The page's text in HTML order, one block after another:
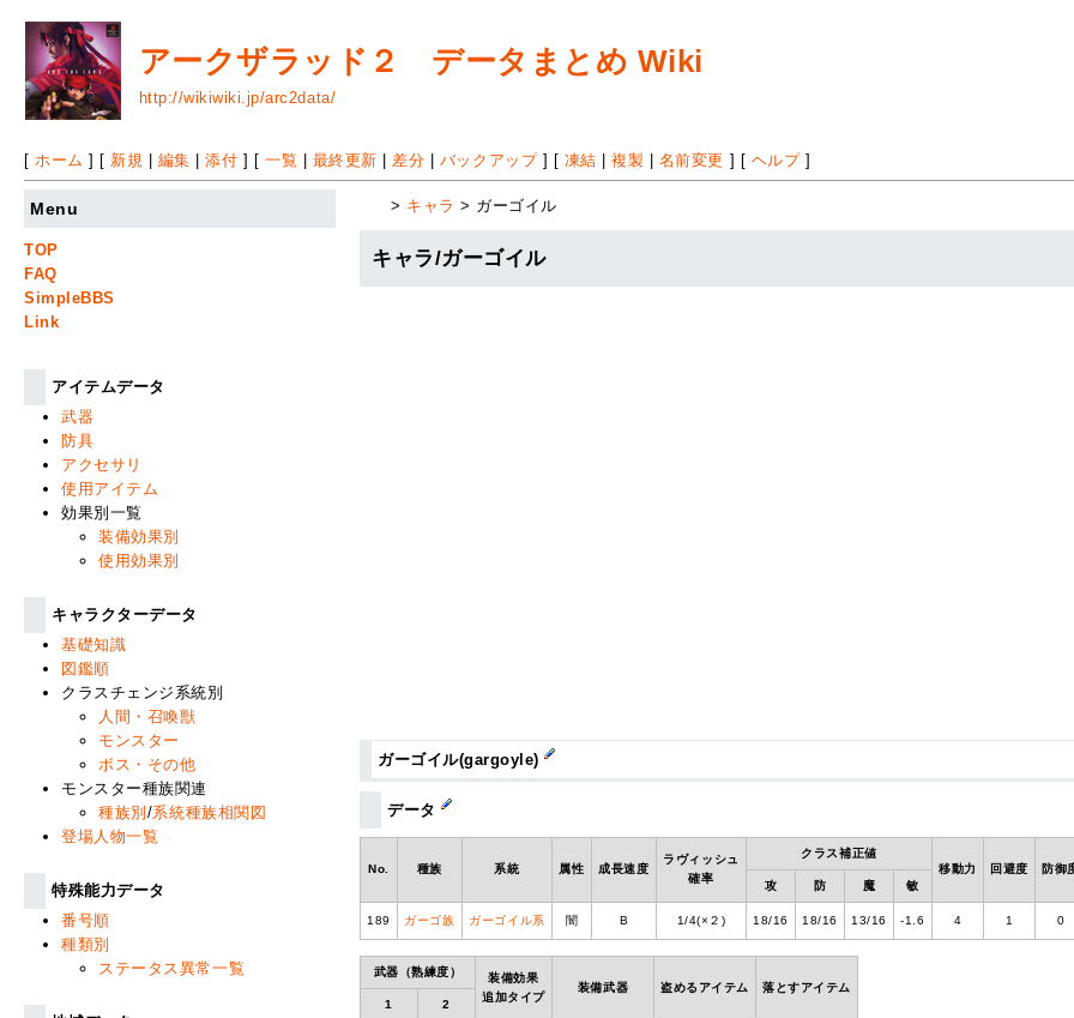
アークザラッド２ データまとめ Wiki
http://wikiwiki.jp/arc2data/
[ ホーム ] [ 新規 編集 |添付 ] [一覧 最終更新 差分 バックアップ] [ 凍結 |複製 名前変更 ] [ ヘルプ]
> キャラ > ガーゴイル
キャラ/ガーゴイル
ガーゴイル(gargoyle)
データ
No. 種族 系統 属性 成長速度
ラヴィッシュ
確率
クラス補正値
移動力
回避度
防御
攻
防 魔 敏
189 ガーゴ族 ガーゴイル系 闇 B 1/4(×２) 18/16 18/16 13/16 -1.6 4 1 0
武器（熟練度）
装備効果
追加タイプ
装備武器 盗めるアイテム
落とすアイテム
1
2
Menu
TOP
FAQ
SimpleBBS
Link
アイテムデータ
武器
防具
アクセサリ
使用アイテム
効果別一覧
装備効果別
使用効果別
キャラクターデータ
基礎知識
図鑑順
クラスチェンジ系統別
人間・召喚獣
モンスター
ボス・その他
モンスター種族関連
種族別 /系統種族相関図
登場人物一覧
特殊能力データ
番号順
種類別
ステータス異常一覧